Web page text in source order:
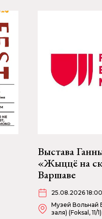
Выстава
«Жыццё на
Варшаве
25.08.2026
Музей Вольнай
заля) (Foksal, 11/1)